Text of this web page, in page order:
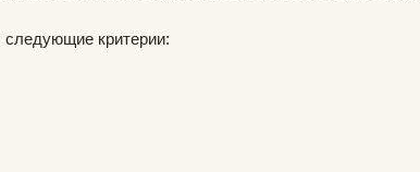
следующие критерии: